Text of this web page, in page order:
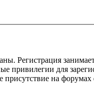
Регистрация
для
на форумах